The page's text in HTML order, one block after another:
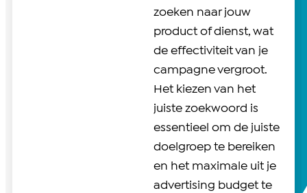
zoeken naar jouw
product of dienst, wat
de effectiviteit van je
campagne vergroot.
Het kiezen van het
juiste zoekwoord is
essentieel om de juiste
doelgroep te bereiken
en het maximale uit je
advertising budget te